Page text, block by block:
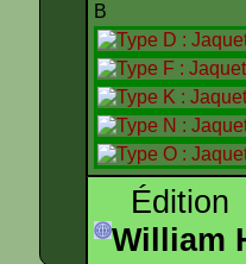
Édition
William